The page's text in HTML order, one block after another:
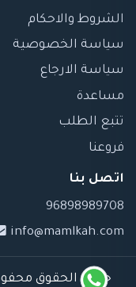
الشروط والاحكام
سياسة الخصوصية
سياسة الارجاع
مساعدة
تتبع الطلب
فروعنا
اتصل بنا
96898989708
info@mamlkah.com
جميع الحقوق